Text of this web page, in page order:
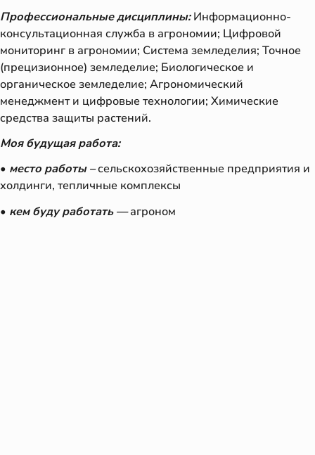
Профессиональные дисциплины:Информационно-
консультационная служба в агрономии; Цифровой
мониторинг в агрономии; Система земледелия; Точное
(прецизионное) земледелие; Биологическое и
органическое земледелие; Агрономический
менеджмент и цифровые технологии; Химические
средства защиты растений.
Моя будущая работа:
• место работы –сельскохозяйственные предприятия и
холдинги, тепличные комплексы
• кем буду работать —агроном